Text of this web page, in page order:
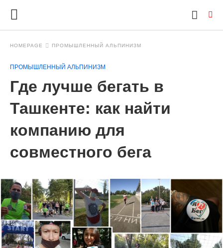
HOMEPAGE ПРОМЫШЛЕННЫЙ АЛЬПИНИЗМ
ПРОМЫШЛЕННЫЙ АЛЬПИНИЗМ
Где лучше бегать в
Ташкенте: как найти
компанию для
совместного бега